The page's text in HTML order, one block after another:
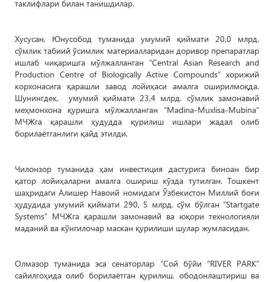
таклифлари билан танишдилар.
Хусусан, Юнусобод туманида умумий қиймати 20,0 млрд.
сўмлик табиий ўсимлик материалларидан доривор препаратлар
ишлаб чиқаришга мўлжалланган “Central Asian Research and
Production Centre of Biologically Active Compounds” хорижий
корхонасига қарашли завод лойиҳаси амалга оширилмоқда.
Шунингдек, умумий қиймати 23,4 млрд. сўмлик замонавий
меҳмонхона қуришга мўлжалланган “Madina-Muxlisa-Mubina”
МЧЖга қарашли ҳудудда қурилиш ишлари жадал олиб
борилаётганлиги қайд этилди.
Чилонзор туманида ҳам инвестиция дастурига биноан бир
қатор лойиҳаларни амалга ошириш кўзда тутилган. Тошкент
шаҳридаги Алишер Навоий номидаги Ўзбекистон Миллий боғи
ҳудудида умумий қиймати 290, 5 млрд. сўм бўлган “Startgate
Systems” МЧЖга қарашли замонавий ва юқори технологияли
маданий ва кўнгилочар маскан қурилиши шулар жумласидан.
Олмазор туманида эса сенаторлар “Сой бўйи "RIVER PARK”
сайилгоҳида олиб борилаётган қурилиш, ободонлаштириш ва